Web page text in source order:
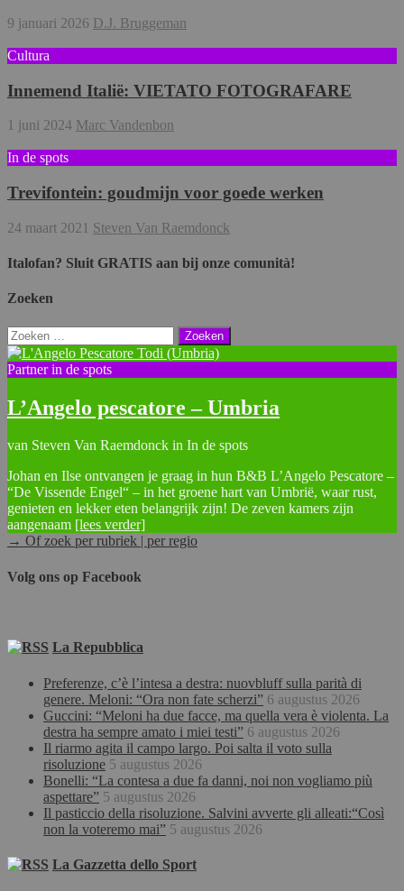
9 januari 2026 D.J. Bruggeman
Cultura
Innemend Italië: VIETATO FOTOGRAFARE
1 juni 2024 Marc Vandenbon
In de spots
Trevifontein: goudmijn voor goede werken
24 maart 2021 Steven Van Raemdonck
Italofan? Sluit GRATIS aan bij onze comunità!
Zoeken
Zoeken
naar:
Partner in de spots
L’Angelo pescatore – Umbria
van Steven Van Raemdonck in In de spots
Johan en Ilse ontvangen je graag in hun B&B L’Angelo Pescatore –
“De Vissende Engel“ – in het groene hart van Umbrië, waar rust,
genieten en lekker eten belangrijk zijn! De zeven kamers zijn
aangenaam [lees verder]
→ Of zoek per rubriek | per regio
Volg ons op Facebook
La Repubblica
Preferenze, c’è l’intesa a destra: nuovbluff sulla parità di
genere. Meloni: “Ora non fate scherzi” 6 augustus 2026
Guccini: “Meloni ha due facce, ma quella vera è violenta. La
destra ha sempre amato i miei testi” 6 augustus 2026
Il riarmo agita il campo largo. Poi salta il voto sulla
risoluzione 5 augustus 2026
Bonelli: “La contesa a due fa danni, noi non vogliamo più
aspettare” 5 augustus 2026
Il pasticcio della risoluzione. Salvini avverte gli alleati:“Così
non la voteremo mai” 5 augustus 2026
La Gazzetta dello Sport